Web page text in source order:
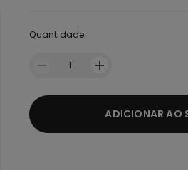
Quantidade:
1
ADICIONAR AO